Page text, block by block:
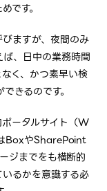
です。
ますが、夜間のみ
、日中の業務時間
く、かつ素早い検
きるのです。
ータルサイト（W
BoxやSharePoint
ジまでをも横断的
るかを意識する必